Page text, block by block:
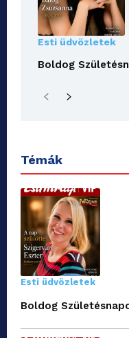
Esti üdvözletek
Boldog
Témák
Esti üdvözletek
Boldog